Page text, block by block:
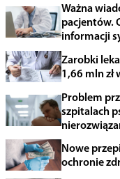
Ważna
pacjentów.
informacji
Zarobki
1,66 mln zł
Problem
szpitalach
Nowe
ochronie